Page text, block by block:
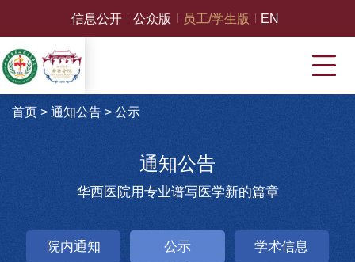
信息公开 公众版 员工/学生版 EN
首页 > 通知公告> 公示
通知公告
华西医院用专业谱写医学新的篇章
院内通知 公示 学术信息